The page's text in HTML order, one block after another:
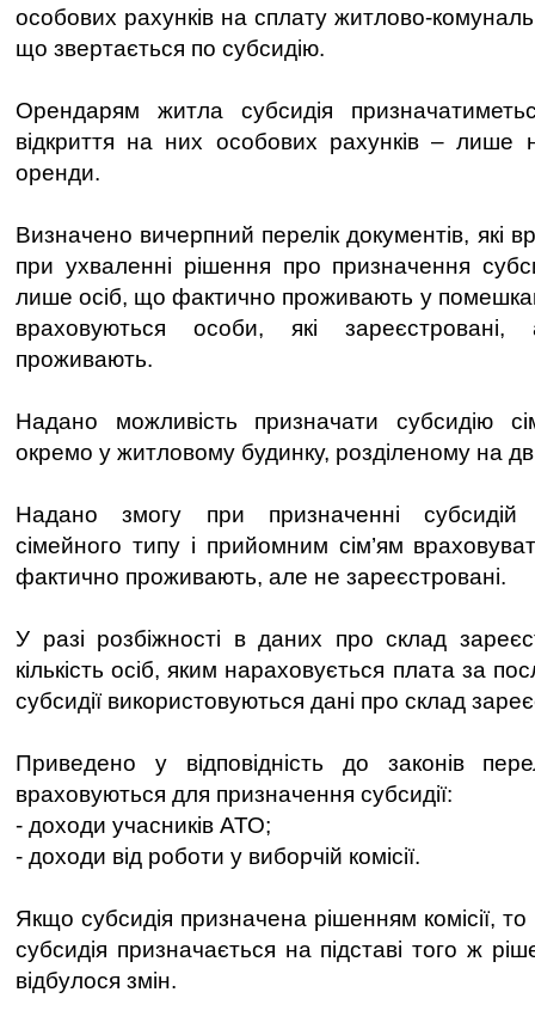
особових рахунків на сплату житлово-
що звертається по субсидію.
Орендарям житла субсидія
відкриття на них особових рахунків – лише
оренди.
Визначено вичерпний перелік документів, які
при ухваленні рішення про призначення
лише осіб, що фактично проживають у
враховуються особи, які
проживають.
Надано можливість призначати субсидію
окремо у житловому будинку, розділеному на
Надано змогу при призначенні субсидій
сімейного типу і прийомним сім’ям
фактично проживають, але не зареєстровані.
У разі розбіжності в даних про склад
кількість осіб, яким нараховується плата за
субсидії використовуються дані про склад
Приведено у відповідність до законів
враховуються для призначення субсидії:
- доходи учасників АТО;
- доходи від роботи у виборчій комісії.
Якщо субсидія призначена рішенням комісії,
субсидія призначається на підставі того ж
відбулося змін.